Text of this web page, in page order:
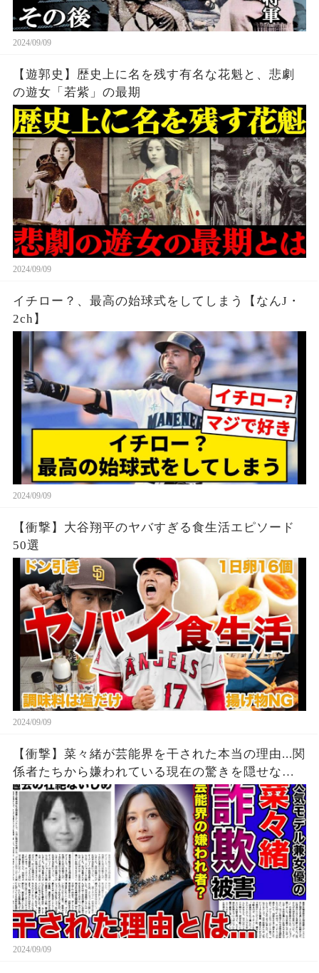
2024/09/09
【遊郭史】歴史上に名を残す有名な花魁と、悲劇
の遊女「若紫」の最期
2024/09/09
イチロー？、最高の始球式をしてしまう【なんJ・
2ch】
2024/09/09
【衝撃】大谷翔平のヤバすぎる食生活エピソード
50選
2024/09/09
【衝撃】菜々緒が芸能界を干された本当の理由...関
係者たちから嫌われている現在の驚きを隠せな
い！！詐欺被害にまで遭っている衝撃の現在...過去
の壮絶ないじめに一同驚愕！！
2024/09/09